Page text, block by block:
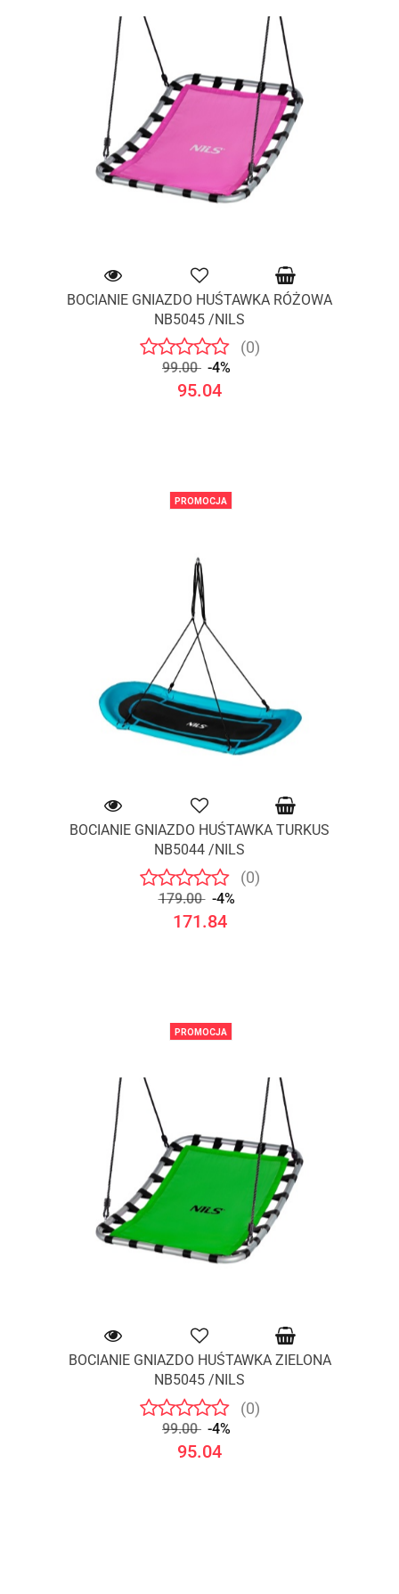
BOCIANIE GNIAZDO HUŚTAWKA RÓŻOWA
NB5045 /NILS
(0)
99.00 -4%
95.04
PROMOCJA
BOCIANIE GNIAZDO HUŚTAWKA TURKUS
NB5044 /NILS
(0)
179.00 -4%
171.84
PROMOCJA
BOCIANIE GNIAZDO HUŚTAWKA ZIELONA
NB5045 /NILS
(0)
99.00 -4%
95.04